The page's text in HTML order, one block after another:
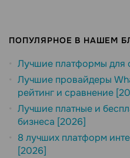
ПОПУЛЯРНОЕ В НАШЕМ
Лучшие платформы для
Лучшие провайдеры
рейтинг и сравнение
Лучшие платные и
бизнеса [2026]
8 лучших платформ
[2026]